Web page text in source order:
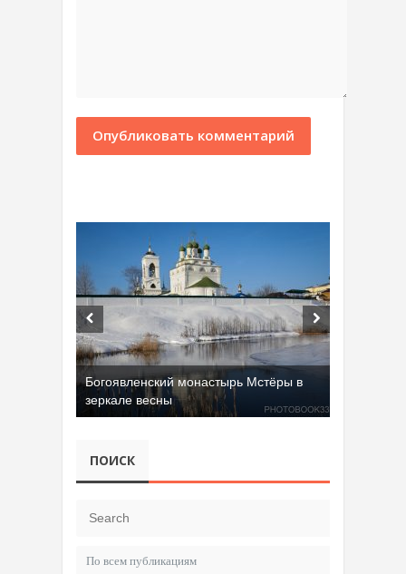
Богоявленский монастырь Мстёры в
зеркале весны
ПОИСК